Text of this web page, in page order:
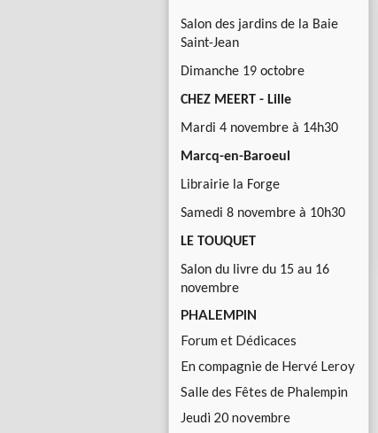
Salon des jardins de la Baie
Saint-Jean
Dimanche 19 octobre
CHEZ MEERT - Lille
Mardi 4 novembre à 14h30
Marcq-en-Baroeul
Librairie la Forge
Samedi 8 novembre à 10h30
LE TOUQUET
Salon du livre du 15 au 16
novembre
PHALEMPIN
Forum et Dédicaces
En compagnie de Hervé Leroy
Salle des Fêtes de Phalempin
Jeudi 20 novembre